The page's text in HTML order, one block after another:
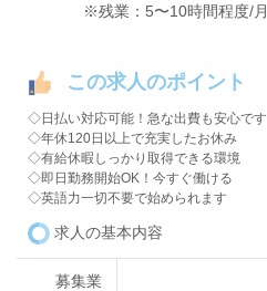
※残業：5〜10時間程度/月
この求人のポイント
◇日払い対応可能！急な出費も安心です
◇年休120日以上で充実したお休み
◇有給休暇しっかり取得できる環境
◇即日勤務開始OK！今すぐ働ける
◇英語力一切不要で始められます
求人の基本内容
募集業